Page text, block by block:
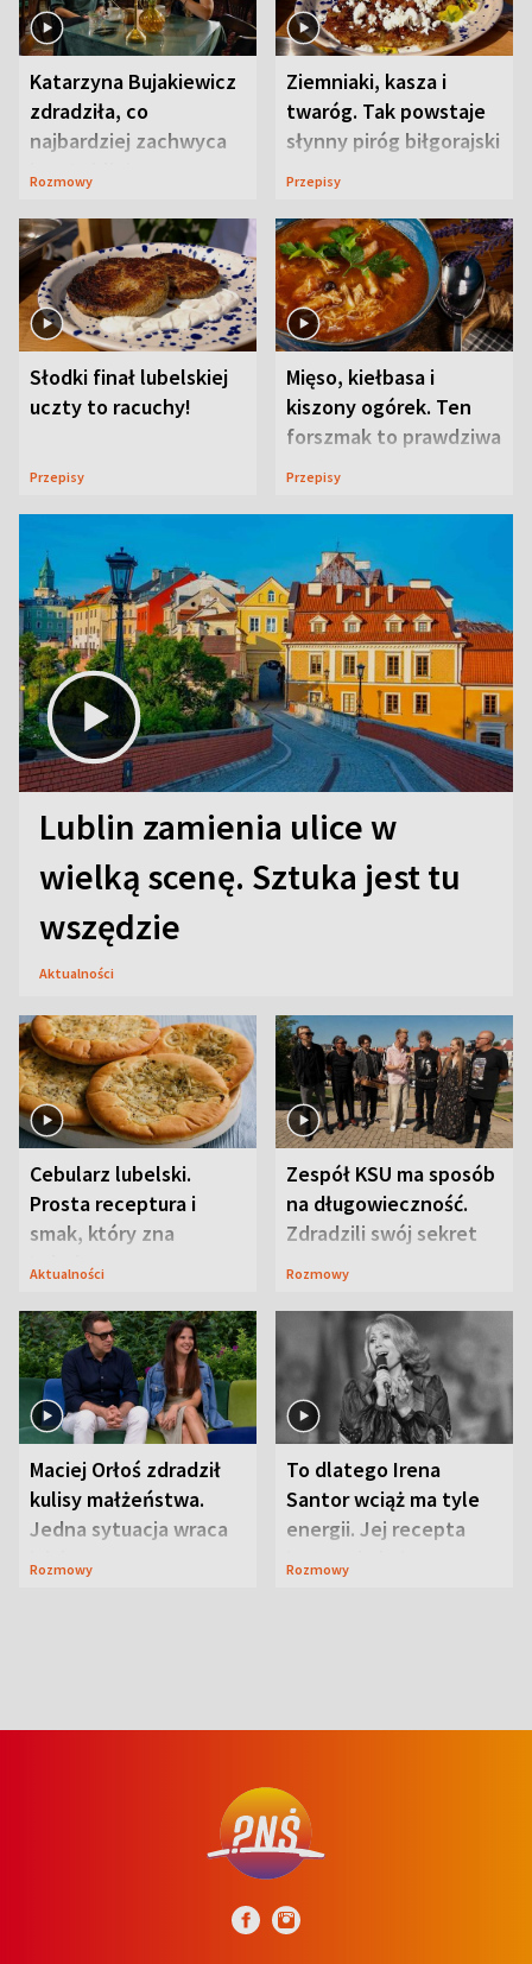
Katarzyna Bujakiewicz
zdradziła, co
najbardziej zachwyca
ją w Lublinie
Rozmowy
Ziemniaki, kasza i
twaróg. Tak powstaje
słynny piróg biłgorajski
Przepisy
Słodki finał lubelskiej
uczty to racuchy!
Przepisy
Mięso, kiełbasa i
kiszony ogórek. Ten
forszmak to prawdziwa
uczta
Przepisy
Lublin zamienia ulice w
wielką scenę. Sztuka jest tu
wszędzie
Aktualności
Cebularz lubelski.
Prosta receptura i
smak, który zna
Lubelszczyzna
Aktualności
Zespół KSU ma sposób
na długowieczność.
Zdradzili swój sekret
Rozmowy
Maciej Orłoś zdradził
kulisy małżeństwa.
Jedna sytuacja wraca
jak bumerang
Rozmowy
To dlatego Irena
Santor wciąż ma tyle
energii. Jej recepta
jest zaskakująco
Rozmowy